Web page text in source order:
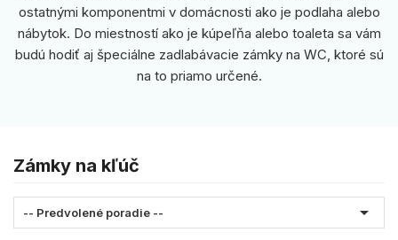
ostatnými komponentmi v domácnosti ako je podlaha alebo
nábytok. Do miestností ako je kúpeľňa alebo toaleta sa vám
budú hodiť aj špeciálne zadlabávacie zámky na WC, ktoré sú
na to priamo určené.
Zámky na kľúč
-- Predvolené poradie -- 